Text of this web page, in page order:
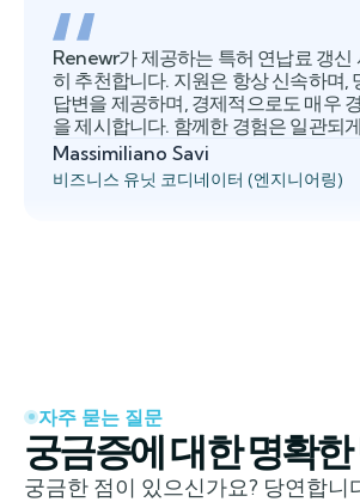
Renewr가 제공하는 특허 연납료 갱신
히 추천합니다. 지원은 항상 신속하며,
답변을 제공하며, 경제적으로도 매우
을 제시합니다. 함께한 경험은 일관되
Massimiliano Savi
비즈니스 유닛 코디네이터 (엔지니어링)
자주 묻는 질문
궁금증에 대한 명확
궁금한 점이 있으신가요? 당연합니